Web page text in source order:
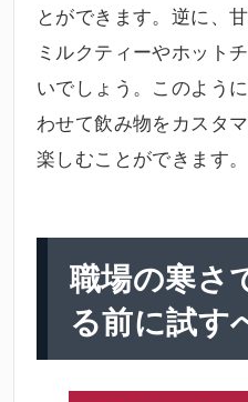
とができます。逆に、
ミルクティーやホット
いでしょう。このよう
わせて飲み物をカスタ
楽しむことができます。
職場の寒さ
る前に試す